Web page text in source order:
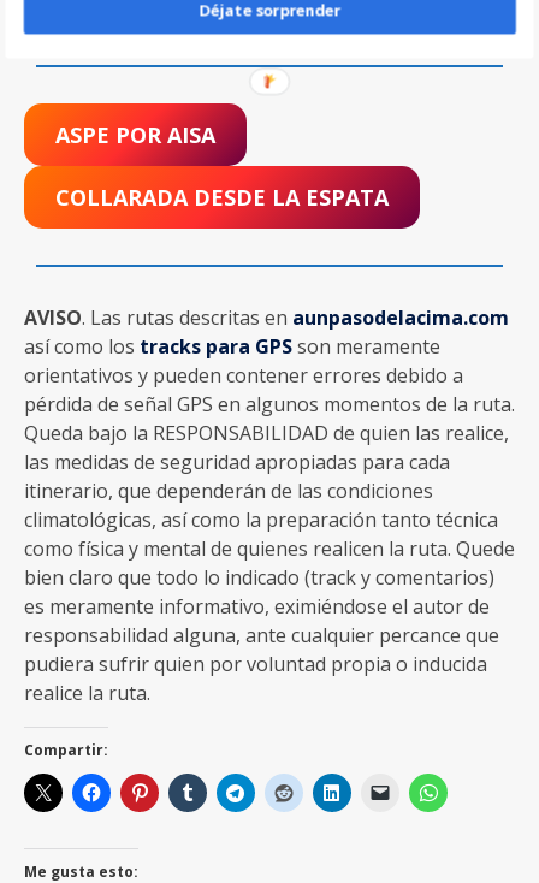
volveremos secos aI 100%
ASPE POR AISA
COLLARADA DESDE LA ESPATA
AVISO. Las rutas descritas en aunpasodelacima.com
así como los tracks para GPSson meramente
orientativos y pueden contener errores debido a
pérdida de señal GPS en algunos momentos de la ruta.
Queda bajo la RESPONSABILIDAD de quien las realice,
las medidas de seguridad apropiadas para cada
itinerario, que dependerán de las condiciones
climatológicas, así como la preparación tanto técnica
como física y mental de quienes realicen la ruta. Quede
bien claro que todo lo indicado (track y comentarios)
es meramente informativo, eximiéndose el autor de
responsabilidad alguna, ante cualquier percance que
pudiera sufrir quien por voluntad propia o inducida
realice la ruta.
Compartir:
Me gusta esto:
Déjate sorprender